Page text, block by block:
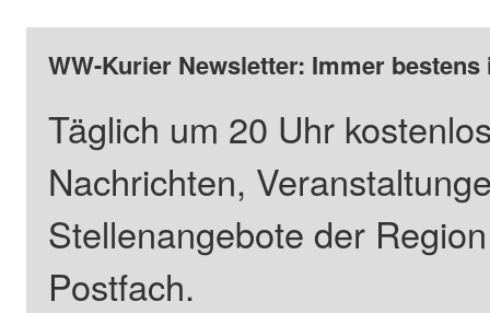
WW-Kurier Newsletter: Immer
Täglich um 20 Uhr
Nachrichten,
Stellenangebote der
Postfach.